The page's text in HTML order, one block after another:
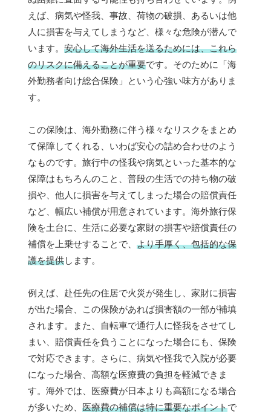
えば、病気や怪我、事故、荷物の破損、あるいは他
人に損害を与えてしまうなど、様々な危険が潜んで
います。 安心して海外生活を送るためには、これら
のリスクに備えることが重要です。そのために「海
外勤務者向け総合保険」という心強い味方がありま
す。
この保険は、海外勤務に伴う様々なリスクをまとめ
て保障してくれる、いわば安心の詰め合わせのよう
なものです。旅行中の怪我や病気といった基本的な
保障はもちろんのこと、普段の生活での持ち物の破
損や、他人に損害を与えてしまった場合の賠償責任
など、幅広い補償が用意されています。海外旅行保
険を土台に、生活に必要な家財の損害や賠償責任の
補償を上乗せすることで、 より手厚く、包括的な保
護を提供します。
例えば、赴任先の住居で火災が発生し、家財に損害
が出た場合、この保険があれば損害額の一部が補填
されます。また、自転車で通行人に怪我をさせてし
まい、賠償責任を負うことになった場合にも、保険
で対応できます。さらに、病気や怪我で入院が必要
になった場合、高額な医療費の負担を軽減できま
す。海外では、医療費が日本よりも高額になる場合
が多いため、 医療費の補償は特に重要なポイントで